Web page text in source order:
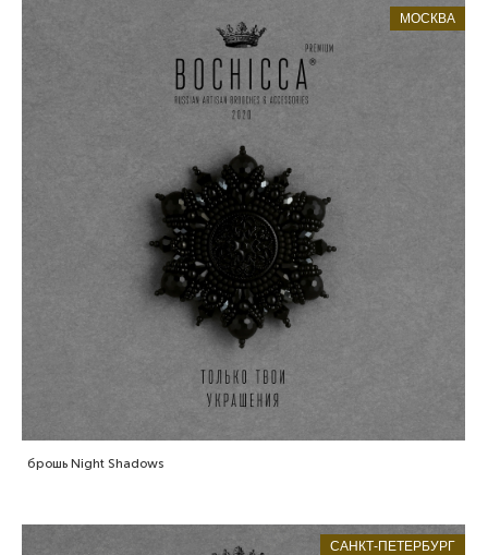
МОСКВА
брошь Night Shadows
САНКТ-ПЕТЕРБУРГ